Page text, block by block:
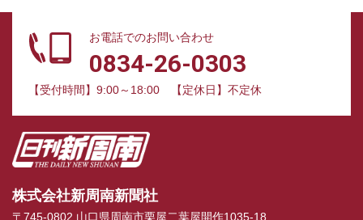
お電話でのお問い合わせ
0834-26-0303
【受付時間】9:00～18:00 【定休日】不定休
株式会社新周南新聞社
〒745-0802 山口県周南市栗屋二葉屋開作1035-18